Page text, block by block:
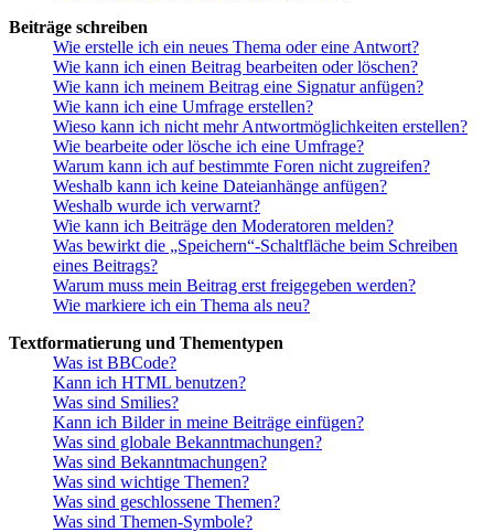
Beiträge schreiben
Wie erstelle ich ein neues Thema oder eine Antwort?
Wie kann ich einen Beitrag bearbeiten oder löschen?
Wie kann ich meinem Beitrag eine Signatur anfügen?
Wie kann ich eine Umfrage erstellen?
Wieso kann ich nicht mehr Antwortmöglichkeiten erstellen?
Wie bearbeite oder lösche ich eine Umfrage?
Warum kann ich auf bestimmte Foren nicht zugreifen?
Weshalb kann ich keine Dateianhänge anfügen?
Weshalb wurde ich verwarnt?
Wie kann ich Beiträge den Moderatoren melden?
Was bewirkt die „Speichern“-Schaltfläche beim Schreiben
eines Beitrags?
Warum muss mein Beitrag erst freigegeben werden?
Wie markiere ich ein Thema als neu?
Textformatierung und Thementypen
Was ist BBCode?
Kann ich HTML benutzen?
Was sind Smilies?
Kann ich Bilder in meine Beiträge einfügen?
Was sind globale Bekanntmachungen?
Was sind Bekanntmachungen?
Was sind wichtige Themen?
Was sind geschlossene Themen?
Was sind Themen-Symbole?